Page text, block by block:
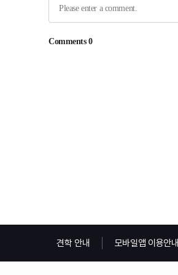
견학 안내 모바일앱 이용안내